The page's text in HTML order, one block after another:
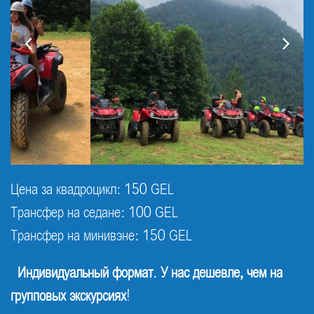
Цена за квадроцикл: 150 GEL
Трансфер на седане: 100 GEL
Трансфер на минивэне: 150 GEL
Индивидуальный формат. У нас дешевле, чем на
групповых экскурсиях!